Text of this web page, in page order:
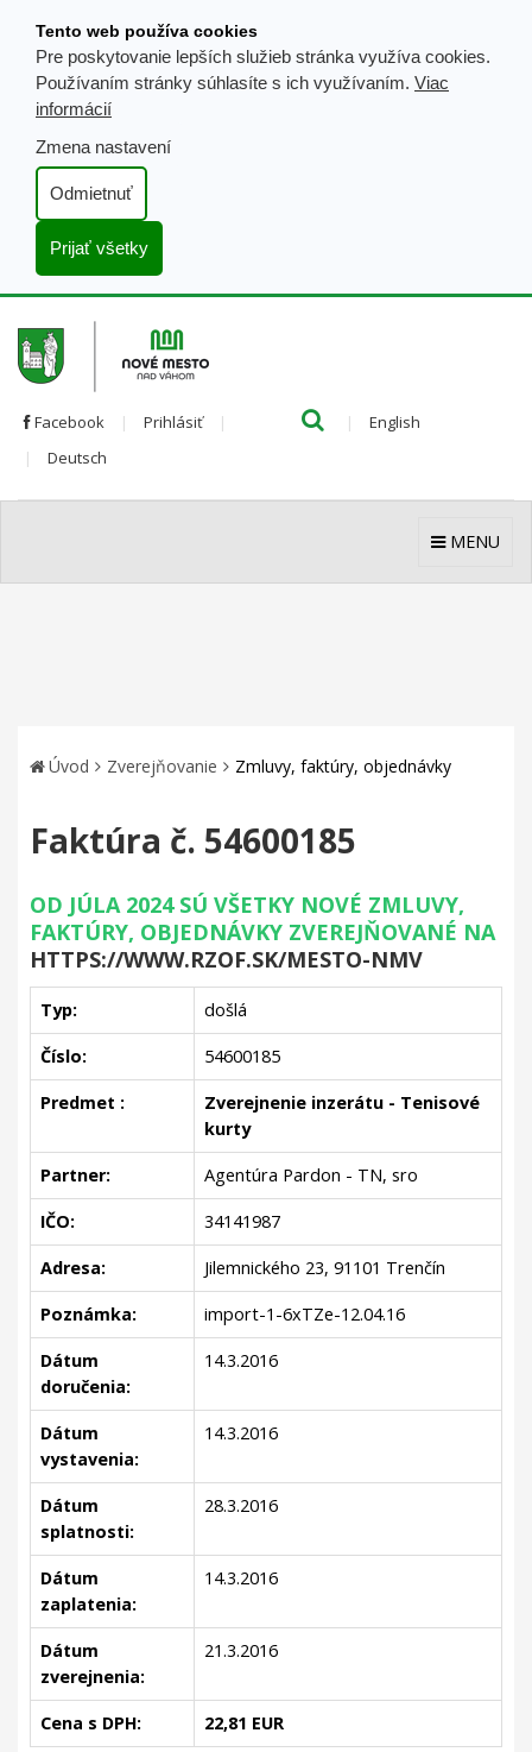
obsahu
Tento web používa cookies
Pre poskytovanie lepších služieb stránka využíva cookies.
Používaním stránky súhlasíte s ich využívaním. Viac
informácií
Zmena nastavení
Odmietnuť
Prijať všetky
Facebook Prihlásiť English
Deutsch
MENU
Úvod Zverejňovanie Zmluvy, faktúry, objednávky
Faktúra č. 54600185
OD JÚLA 2024 SÚ VŠETKY NOVÉ ZMLUVY,
FAKTÚRY, OBJEDNÁVKY ZVEREJŇOVANÉ NA
HTTPS://WWW.RZOF.SK/MESTO-NMV
Typ: došlá
Číslo: 54600185
Predmet :
Zverejnenie inzerátu - Tenisové
kurty
Partner: Agentúra Pardon - TN, sro
IČO: 34141987
Adresa: Jilemnického 23, 91101 Trenčín
Poznámka: import-1-6xTZe-12.04.16
Dátum
doručenia:
14.3.2016
Dátum
vystavenia:
14.3.2016
Dátum
splatnosti:
28.3.2016
Dátum
zaplatenia:
14.3.2016
Dátum
zverejnenia:
21.3.2016
Cena s DPH: 22,81 EUR